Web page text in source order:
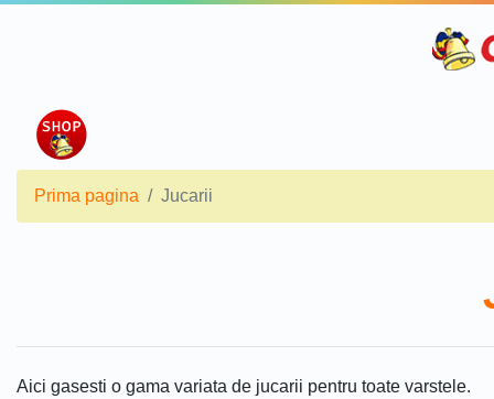
Prima pagina Jucarii
Aici gasesti o gama variata de jucarii pentru toate varstele.